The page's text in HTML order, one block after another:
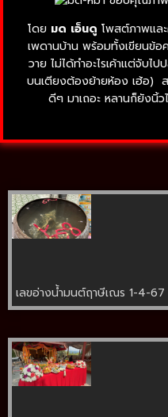
โดย มด เอ็นดู โพสต์ภาพแล
เพดานบ้าน พร้อมทั้งเขียนข้อ
วาย ไม่ได้ทำอะไรเค้าแต่จับ
บนเตียงต้องย้ายห้อง เฮ้อ)
ดีๆ มาเถอะ หลานก็ยังนิ้ว
เลขอ่างน้ำมนต์ฤาษีเณร 1-4-67